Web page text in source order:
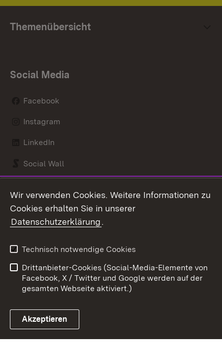
Themenübersicht
Social Media
Facebook
Instagram
LinkedIn
Social Wall
Link zum Landesportal
Kontakt
Barrierefreiheit
Impressum
Cookies
Wir verwenden Cookies. Weitere Informationen zu
Cookies erhalten Sie in unserer
Datenschutzerklärung.
Technisch notwendige Cookies
Drittanbieter-Cookies (Social-Media-Elemente von
Facebook, X / Twitter und Google werden auf der
gesamten Webseite aktiviert.)
Akzeptieren